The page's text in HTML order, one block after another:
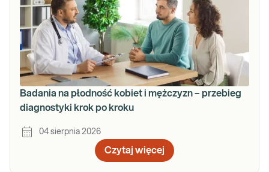
Badania na płodność kobiet i mężczyzn – przebieg
diagnostyki krok po kroku
04 sierpnia 2026
Czytaj więcej